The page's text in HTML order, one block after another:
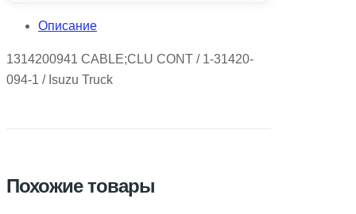
Описание
1314200941 CABLE;CLU CONT / 1-31420-
094-1 / Isuzu Truck
Похожие товары